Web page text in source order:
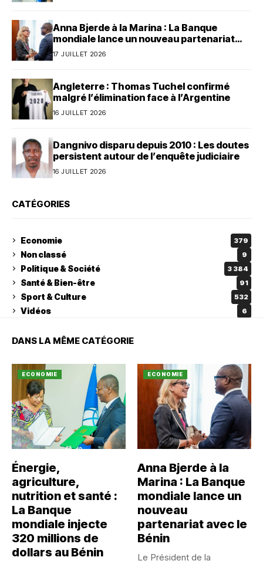
Anna Bjerde à la Marina : La Banque
mondiale lance un nouveau partenariat
avec le Bénin
17 JUILLET 2026
Angleterre : Thomas Tuchel confirmé
malgré l’élimination face à l’Argentine
16 JUILLET 2026
Dangnivo disparu depuis 2010 : Les doutes
persistent autour de l’enquête judiciaire
16 JUILLET 2026
CATÉGORIES
Economie 379
Non classé 9
Politique & Société 3 384
Santé & Bien-être 91
Sport & Culture 532
Vidéos 6
DANS LA MÊME CATÉGORIE
ECONOMIE
Énergie,
agriculture,
nutrition et santé :
La Banque
mondiale injecte
320 millions de
dollars au Bénin
ECONOMIE
Anna Bjerde à la
Marina : La Banque
mondiale lance un
nouveau
partenariat avec le
Bénin
Le Président de la